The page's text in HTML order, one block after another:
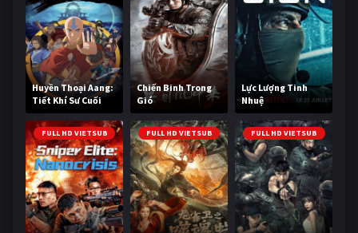
Huyền Thoại Aang:
Tiết Khí Sư Cuối
Cùng
Chiến Binh Trong
Gió
Lực Lượng Tinh
Nhuệ
FULL HD VIETSUB FULL HD VIETSUB FULL HD VIETSUB